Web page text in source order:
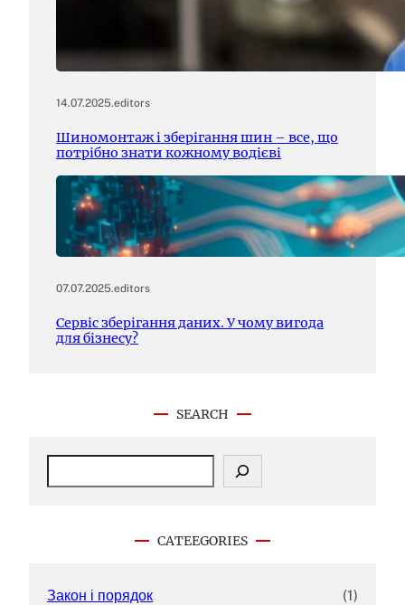
14.07.2025.editors
Шиномонтаж і зберігання шин – все, що
потрібно знати кожному водієві
07.07.2025.editors
Сервіс зберігання даних. У чому вигода
для бізнесу?
SEARCH
S
CATEEGORIES
Закон і порядок (1)